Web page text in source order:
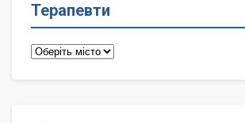
Терапевти
Терапевти